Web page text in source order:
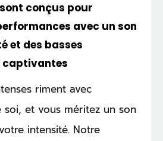
conçus pour
avec un son
et des basses
riment avec
soi, et vous méritez un son
intensité. Notre